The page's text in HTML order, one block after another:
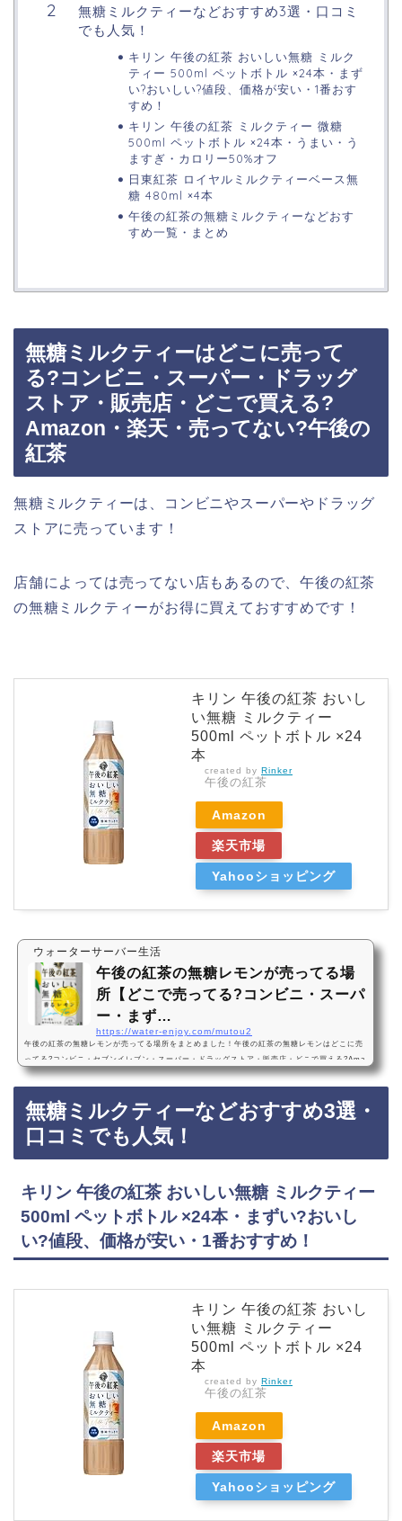
無糖ミルクティーなどおすすめ3選・口コミ
でも人気！
キリン 午後の紅茶 おいしい無糖 ミルク
ティー 500ml ペットボトル ×24本・まず
い?おいしい?値段、価格が安い・1番おす
すめ！
キリン 午後の紅茶 ミルクティー 微糖
500ml ペットボトル ×24本・うまい・う
ますぎ・カロリー50%オフ
日東紅茶 ロイヤルミルクティーベース無
糖 480ml ×4本
午後の紅茶の無糖ミルクティーなどおす
すめ一覧・まとめ
無糖ミルクティーはどこに売って
る?コンビニ・スーパー・ドラッグ
ストア・販売店・どこで買える?
Amazon・楽天・売ってない?午後の
紅茶
無糖ミルクティーは、コンビニやスーパーやドラッグ
ストアに売っています！
店舗によっては売ってない店もあるので、午後の紅茶
の無糖ミルクティーがお得に買えておすすめです！
キリン 午後の紅茶 おいし
い無糖 ミルクティー
500ml ペットボトル ×24
本
created by Rinker
午後の紅茶
Amazon
楽天市場
Yahooショッピング
ウォーターサーバー生活
午後の紅茶の無糖レモンが売ってる場
所【どこで売ってる?コンビニ・スーパ
ー・まず…
https://water-enjoy.com/mutou2
午後の紅茶の無糖レモンが売ってる場所をまとめました！午後の紅茶の無糖レモンはどこに売
ってる?コンビニ・セブンイレブン・スーパー・ドラッグストア・販売店・どこで買える?Ama
zon・楽天・売ってない?おいしい無糖午後の紅茶の無糖レモンは、セブンイレブンなどのコン
Amazonや楽天でも午後の紅茶の無糖レモンがお得に買えておすすめです！午後の紅茶の無糖
レモンなどおすすめ3選・口コミでも人気！キリン 午後の紅茶 おいしい無糖 香るレモン…
無糖ミルクティーなどおすすめ3選・
口コミでも人気！
キリン 午後の紅茶 おいしい無糖 ミルクティー
500ml ペットボトル ×24本・まずい?おいし
い?値段、価格が安い・1番おすすめ！
キリン 午後の紅茶 おいし
い無糖 ミルクティー
500ml ペットボトル ×24
本
created by Rinker
午後の紅茶
Amazon
楽天市場
Yahooショッピング